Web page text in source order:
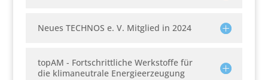
Neues TECHNOS e. V. Mitglied in 2024
topAM - Fortschrittliche Werkstoffe für
die klimaneutrale Energieerzeugung